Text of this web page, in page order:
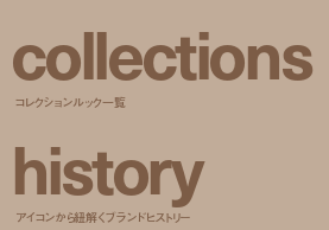
collections
コレクションルック一覧
history
アイコンから紐解くブランドヒストリー